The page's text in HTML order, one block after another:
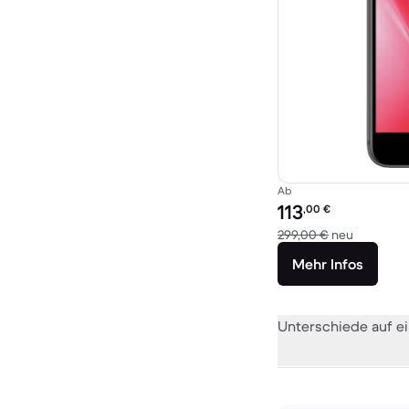
Ab
Preis des erneuerten
113,00 €
299,00 € neu
Mehr Infos
Unterschiede auf